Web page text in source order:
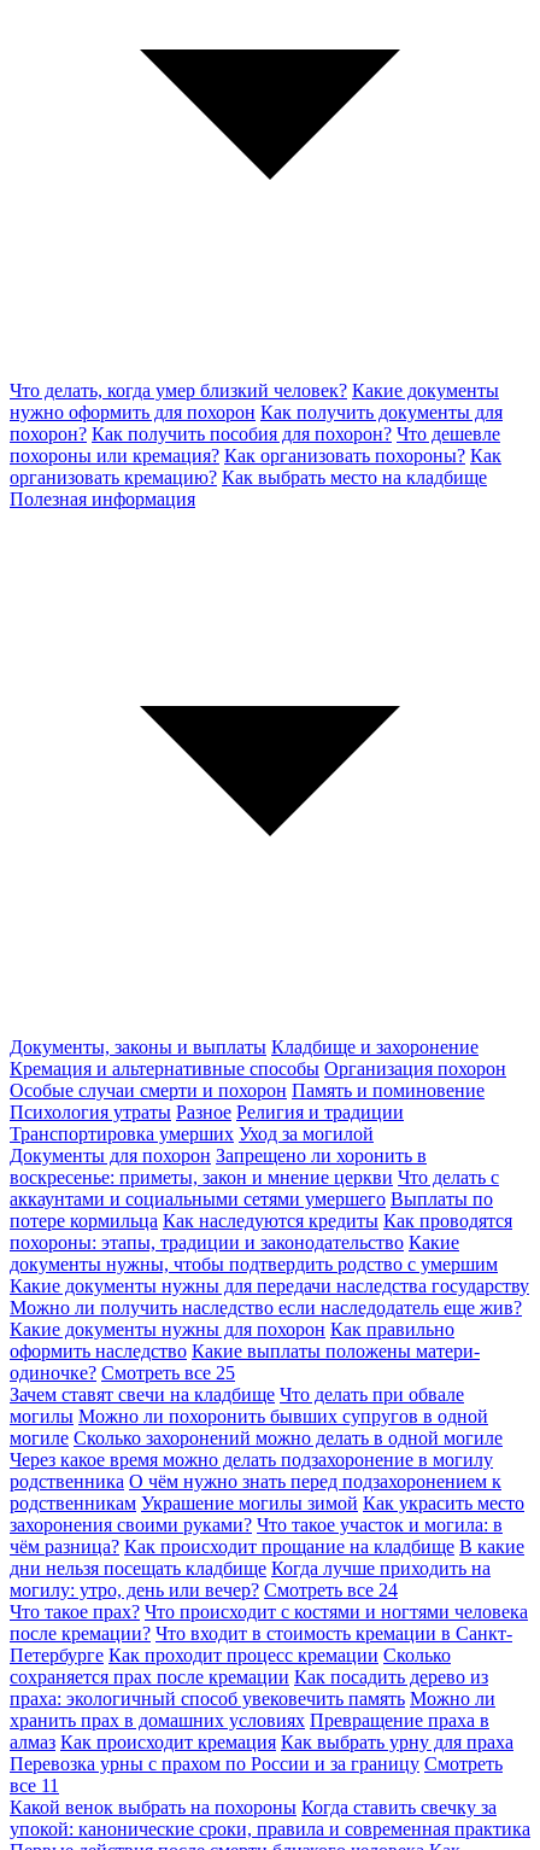
Что делать, когда умер близкий человек? Какие документы
нужно оформить для похорон Как получить документы для
похорон? Как получить пособия для похорон? Что дешевле
похороны или кремация? Как организовать похороны? Как
организовать кремацию? Как выбрать место на кладбище
Полезная информация
Документы, законы и выплаты Кладбище и захоронение
Кремация и альтернативные способы Организация похорон
Особые случаи смерти и похорон Память и поминовение
Психология утраты Разное Религия и традиции
Транспортировка умерших Уход за могилой
Документы для похорон Запрещено ли хоронить в
воскресенье: приметы, закон и мнение церкви Что делать с
аккаунтами и социальными сетями умершего Выплаты по
потере кормильца Как наследуются кредиты Как проводятся
похороны: этапы, традиции и законодательство Какие
документы нужны, чтобы подтвердить родство с умершим
Какие документы нужны для передачи наследства государству
Можно ли получить наследство если наследодатель еще жив?
Какие документы нужны для похорон Как правильно
оформить наследство Какие выплаты положены матери-
одиночке? Смотреть все 25
Зачем ставят свечи на кладбище Что делать при обвале
могилы Можно ли похоронить бывших супругов в одной
могиле Сколько захоронений можно делать в одной могиле
Через какое время можно делать подзахоронение в могилу
родственника О чём нужно знать перед подзахоронением к
родственникам Украшение могилы зимой Как украсить место
захоронения своими руками? Что такое участок и могила: в
чём разница? Как происходит прощание на кладбище В какие
дни нельзя посещать кладбище Когда лучше приходить на
могилу: утро, день или вечер? Смотреть все 24
Что такое прах? Что происходит с костями и ногтями человека
после кремации? Что входит в стоимость кремации в Санкт-
Петербурге Как проходит процесс кремации Сколько
сохраняется прах после кремации Как посадить дерево из
праха: экологичный способ увековечить память Можно ли
хранить прах в домашних условиях Превращение праха в
алмаз Как происходит кремация Как выбрать урну для праха
Перевозка урны с прахом по России и за границу Смотреть
все 11
Какой венок выбрать на похороны Когда ставить свечку за
упокой: канонические сроки, правила и современная практика